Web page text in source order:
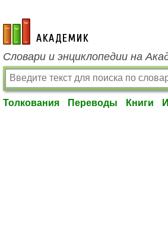
academic.ru
Словари и энциклопедии на
Толкования Переводы Книги